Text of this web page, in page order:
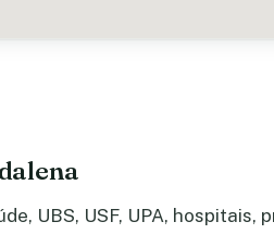
UBS, USF, UPA,